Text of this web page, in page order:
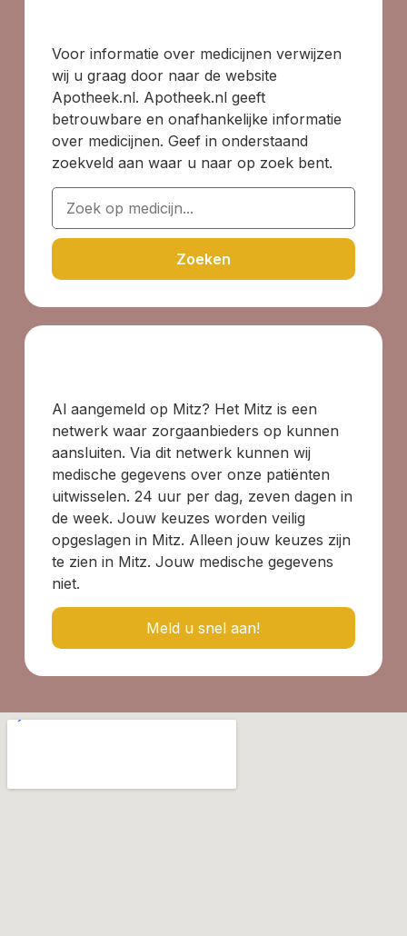
Voor informatie over medicijnen verwijzen
wij u graag door naar de website
Apotheek.nl. Apotheek.nl geeft
betrouwbare en onafhankelijke informatie
over medicijnen. Geef in onderstaand
zoekveld aan waar u naar op zoek bent.
Zoeken
Al aangemeld op Mitz? Het Mitz is een
netwerk waar zorgaanbieders op kunnen
aansluiten. Via dit netwerk kunnen wij
medische gegevens over onze patiënten
uitwisselen. 24 uur per dag, zeven dagen in
de week. Jouw keuzes worden veilig
opgeslagen in Mitz. Alleen jouw keuzes zijn
te zien in Mitz. Jouw medische gegevens
niet.
Meld u snel aan!